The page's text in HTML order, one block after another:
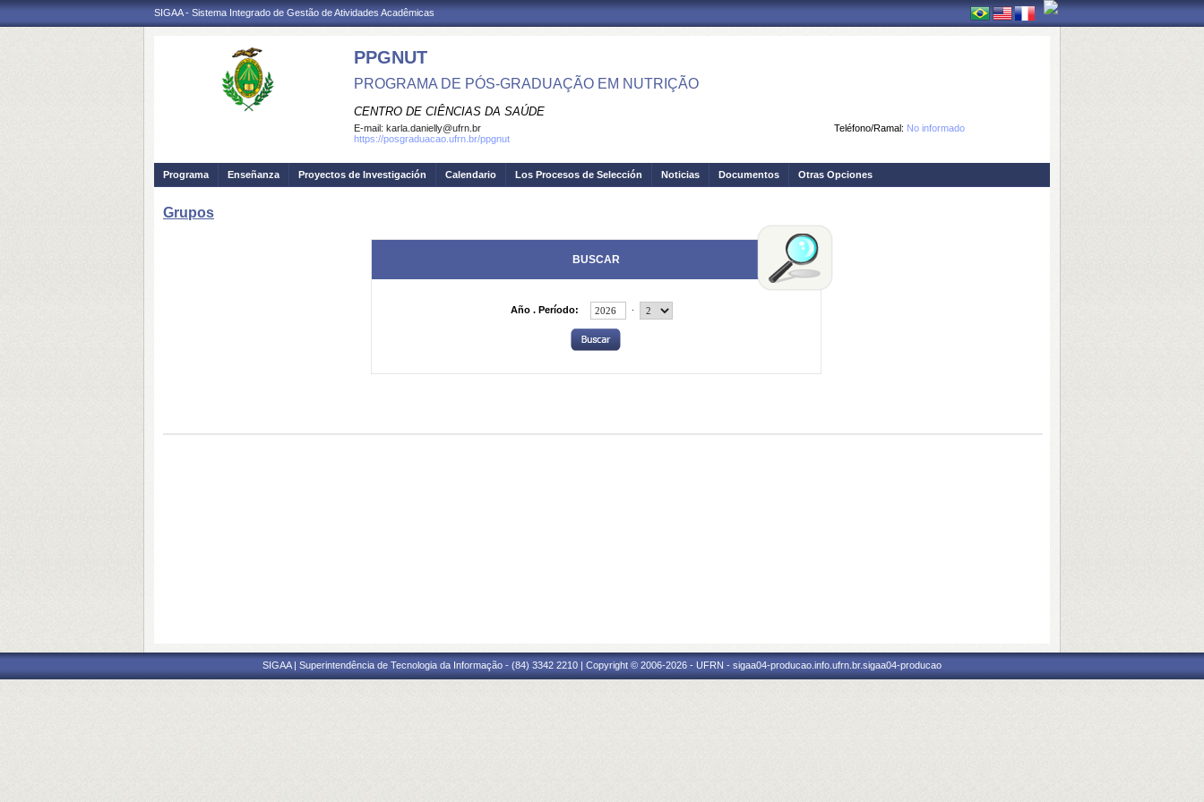
SIGAA - Sistema Integrado de Gestão de Atividades Acadêmicas
PPGNUT
PROGRAMA DE PÓS-GRADUAÇÃO EM NUTRIÇÃO
CENTRO DE CIÊNCIAS DA SAÚDE
Teléfono/Ramal: No informado
E-mail: karla.danielly@ufrn.br
https://posgraduacao.ufrn.br/ppgnut
Programa Enseñanza Proyectos de Investigación Calendario Los Procesos de Selección Noticias Documentos Otras Opciones
Grupos
BUSCAR
Año . Período:
SIGAA | Superintendência de Tecnologia da Informação - (84) 3342 2210 | Copyright © 2006-2026 - UFRN - sigaa04-producao.info.ufrn.br.sigaa04-producao